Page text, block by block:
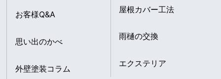
お客様Q&A
思い出のかべ
外壁塗装コラム
屋根カバー工法
雨樋の交換
エクステリア